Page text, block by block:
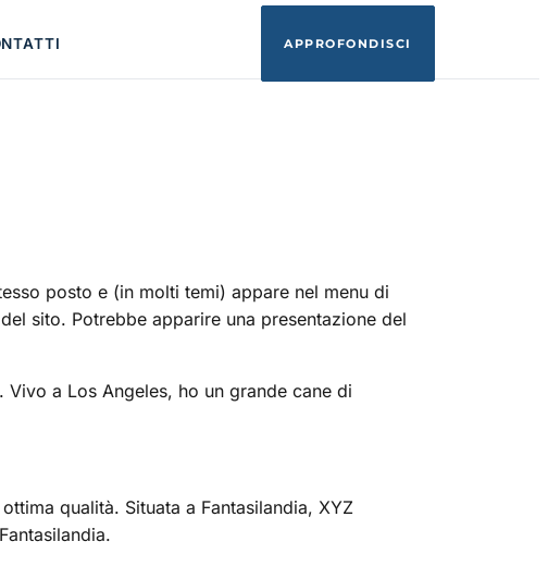
APPROFONDISCI
posto e (in molti temi) appare nel menu di
sito. Potrebbe apparire una presentazione del
a Los Angeles, ho un grande cane di
qualità. Situata a Fantasilandia, XYZ